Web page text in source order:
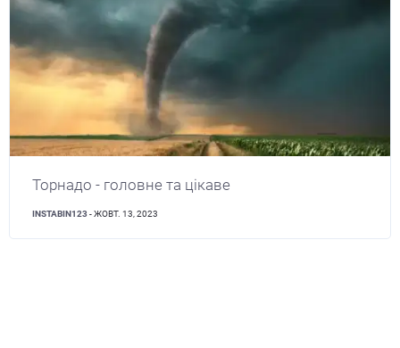
Торнадо - головне та цікаве
INSTABIN123 - ЖОВТ. 13, 2023